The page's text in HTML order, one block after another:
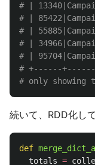
# |
# |
# |
# |
# |
# +------
続いて、RDD化し
def
totals =